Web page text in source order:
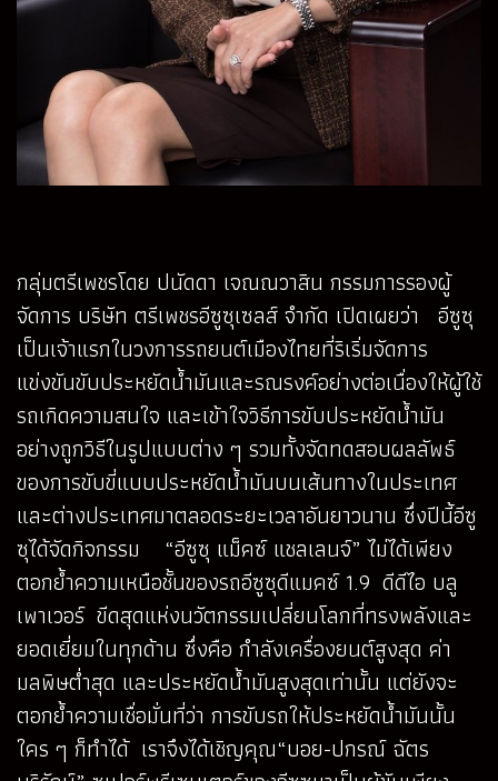
กลุ่มตรีเพชรโดย ปนัดดา เจณณวาสิน กรรมการรองผู้
จัดการ บริษัท ตรีเพชรอีซูซุเซลส์ จำกัด เปิดเผยว่า อีซูซุ
เป็นเจ้าแรกในวงการรถยนต์เมืองไทยที่ริเริ่มจัดการ
แข่งขันขับประหยัดน้ำมันและรณรงค์อย่างต่อเนื่องให้ผู้ใช้
รถเกิดความสนใจ และเข้าใจวิธีการขับประหยัดน้ำมัน
อย่างถูกวิธีในรูปแบบต่าง ๆ รวมทั้งจัดทดสอบผลลัพธ์
ของการขับขี่แบบประหยัดน้ำมันบนเส้นทางในประเทศ
และต่างประเทศมาตลอดระยะเวลาอันยาวนาน ซึ่งปีนี้อีซู
ซุได้จัดกิจกรรม “อีซูซุ แม็คซ์ แชลเลนจ์” ไม่ได้เพียง
ตอกย้ำความเหนือชั้นของรถอีซูซุดีแมคซ์ 1.9 ดีดีไอ บลู
เพาเวอร์ ขีดสุดแห่งนวัตกรรมเปลี่ยนโลกที่ทรงพลังและ
ยอดเยี่ยมในทุกด้าน ซึ่งคือ กำลังเครื่องยนต์สูงสุด ค่า
มลพิษต่ำสุด และประหยัดน้ำมันสูงสุดเท่านั้น แต่ยังจะ
ตอกย้ำความเชื่อมั่นที่ว่า การขับรถให้ประหยัดน้ำมันนั้น
ใคร ๆ ก็ทำได้ เราจึงได้เชิญคุณ“บอย-ปกรณ์ ฉัตร